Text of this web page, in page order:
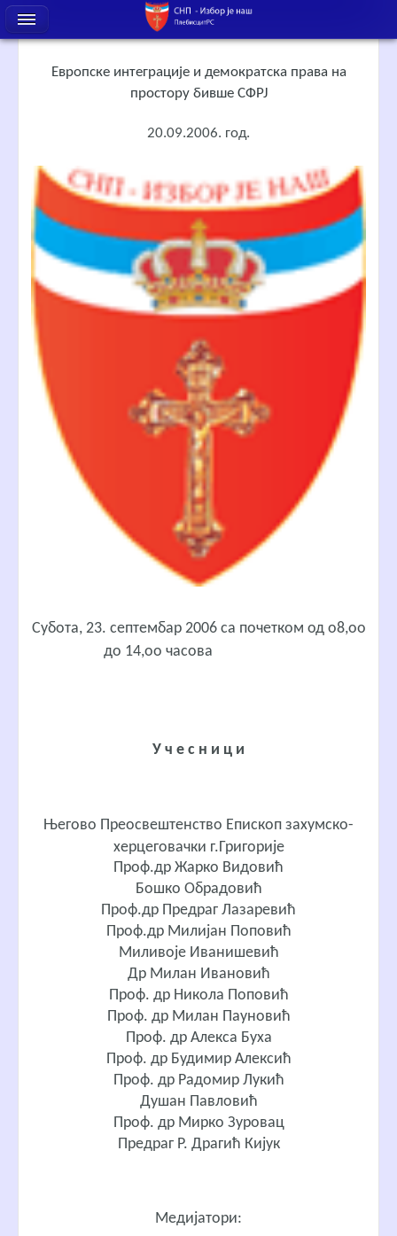
Европске интеграције и демократска права на
простору бивше СФРЈ
20.09.2006. год.
Субота, 23. септембар 2006 са почетком од о8,оо
до 14,оо часова
У ч е с н и ц и
Његово Преосвештенство Епископ захумско-
херцеговачки г.Григорије
Проф.др Жарко Видовић
Бошко Обрадовић
Проф.др Предраг Лазаревић
Проф.др Милијан Поповић
Миливоје Иванишевић
Др Милан Ивановић
Проф. др Никола Поповић
Проф. др Милан Пауновић
Проф. др Алекса Буха
Проф. др Будимир Алексић
Проф. др Радомир Лукић
Душан Павловић
Проф. др Мирко Зуровац
Предраг Р. Драгић Кијук
Медијатори: